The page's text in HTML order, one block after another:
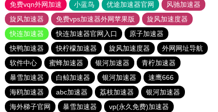
免费vqn外网加速
小蓝鸟 优途加速器官网
风驰加速器
旋风加速器
免费vps加速器外网苹果版
旋风加速度器
快连加速器
快连加速器官网入口
原子加速器
快鸭加速器
快柠檬加速器 旋风加速度器
外网网址导航
软件中心
蜜蜂加速器 银河加速器
青柠加速器
暴雪加速器
白鲸加速器 银河加速器
速鹰666
海鸥加速器
abc加速器 荔枝加速器
银河加速器
海外梯子官网
暴雪加速器
vp(永久免费)加速器